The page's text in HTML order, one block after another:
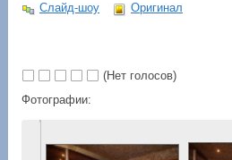
Слайд-шоу Оригинал
(Нет голосов)
Фотографии: